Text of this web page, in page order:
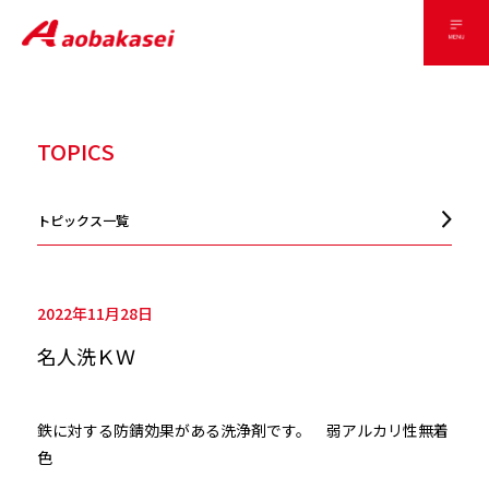
TOPICS
トピックス一覧
2022年11月28日
名人洗ＫＷ
鉄に対する防錆効果がある洗浄剤です。 弱アルカリ性無着
色